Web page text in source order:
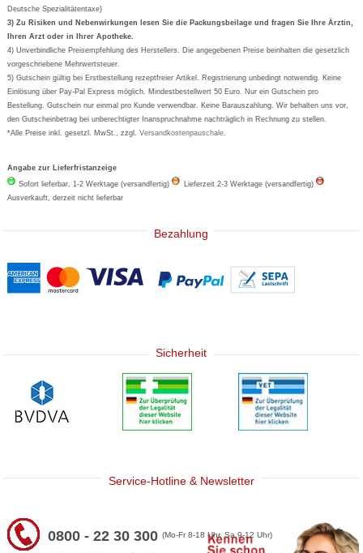
Formoline
Wick
Eucerin
Basica
Deutsche Spezialitätentaxe)
3) Zu Risiken und Nebenwirkungen lesen Sie die Packungsbeilage und fragen Sie Ihre Ärztin,
Ihren Arzt oder in Ihrer Apotheke.
4) Unverbindliche Preisempfehlung des Herstellers. Die angegebenen Preise beinhalten die gesetzlich
vorgeschriebene Mehrwertsteuer.
5) Gutschein gültig bei Erstbestellung rezeptfreier Artikel. Registrierung unbedingt notwendig. Keine
Einlösung über Pay-Pal Express möglich. Mindestbestellwert 50 Euro. Nur ein Gutschein pro
Bestellung. Gutschein nur einmal pro Kunde verwendbar. Keine Barauszahlung. Wir behalten uns vor,
den Gutscheinbetrag bei unberechtigter Inanspruchnahme nachträglich in Rechnung zu stellen.
*Alle Preise inkl. gesetzl. MwSt., zzgl.Versandkostenpauschale
Angabe zur Lieferfristanzeige
Sofort lieferbar, 1-2 Werktage (versandfertig)
Lieferzeit 2-3 Werktage (versandfertig)
Ausverkauft, derzeit nicht lieferbar
Bezahlung
Sicherheit
Service-Hotline & Newsletter
0800 - 22 30 300(Mo-Fr 8-18 Uhr, Sa 9-12 Uhr)